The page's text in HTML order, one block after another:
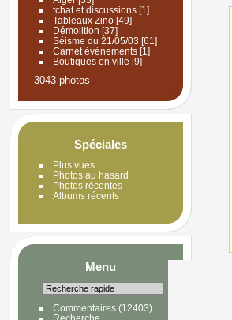
tchat et discussions[1]
Tableaux Zino[49]
Démolition [37]
Séisme du 21/05/03 [61]
Carnet événements[1]
Boutiques en ville [9]
3043 photos
Spéciales
Plus vues
Photos au hasard
Photos récentes
Albums récents
Menu
Commentaires(12403)